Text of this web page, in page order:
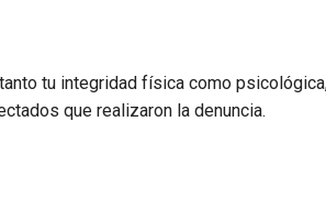
tu integridad física como
que realizaron la denuncia.